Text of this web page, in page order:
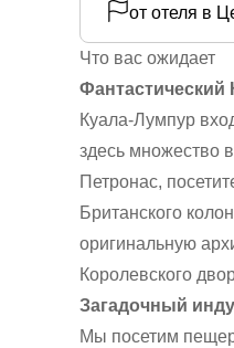
от отеля в
Что вас ожидает
Фантастический
Куала-Лумпур
здесь множество
Петронас,
Британского
оригинальную
Королевского
Загадочный
Мы посетим